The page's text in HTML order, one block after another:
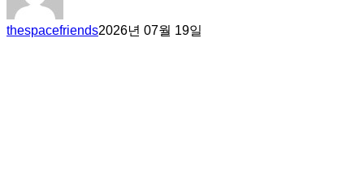
thespacefriends2026년 07월 19일